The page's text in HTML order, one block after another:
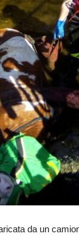
da un